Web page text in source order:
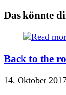
Das könnte
Back to the
14. Oktober 2017